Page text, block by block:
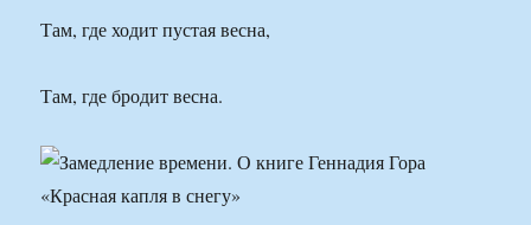
Там, где ходит пустая весна,
Там, где бродит весна.